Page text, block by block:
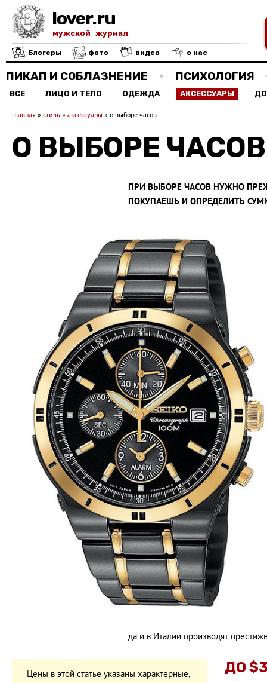
lover.ru
мужской журнал
Блогеры фото видео о нас
ПИКАП И СОБЛАЗНЕНИЕ ПСИХОЛОГИЯ
ВСЕ ЛИЦО И ТЕЛО ОДЕЖДА АКСЕССУАРЫ
главная » стиль » аксессуары » о выборе часов
О ВЫБОРЕ ЧАСОВ
ПРИ ВЫБОРЕ ЧАСОВ НУЖНО
ПОКУПАЕШЬ И ОПРЕДЕЛИТЬ
да и в Италии производят
Цены в этой статье указаны характерные,
ДО